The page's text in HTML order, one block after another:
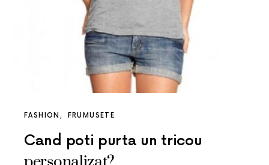
FASHION FRUMUSETE
Cand poti purta un tricou